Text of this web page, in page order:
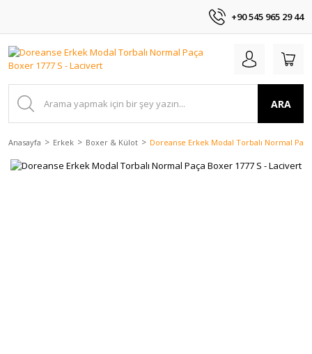
+90 545 965 29 44
ARA
Anasayfa Erkek Boxer & Külot Doreanse Erkek Modal Torbalı Normal